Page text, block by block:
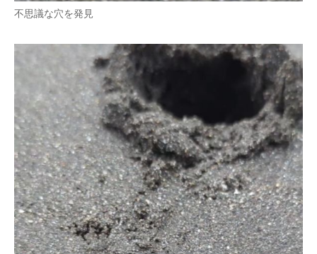
不思議な穴を発見